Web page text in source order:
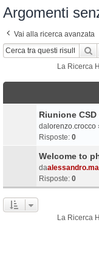
Argomenti
Vai alla ricerca avanzata
La Ricerca
Riunione CSD
da lorenzo.crocco
Risposte: 0
Welcome to
da
Risposte: 0
La Ricerca